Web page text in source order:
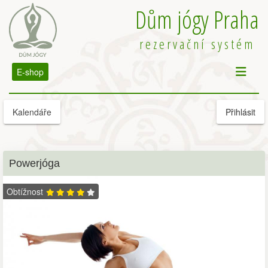
Dům jógy Praha
rezervační systém
E-shop
Kalendáře Přihlásit
Powerjóga
Obtížnost